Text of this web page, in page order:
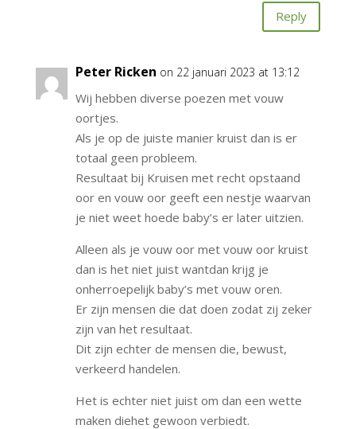
Reply
Peter Ricken on 22 januari 2023 at 13:12
Wij hebben diverse poezen met vouw
oortjes.
Als je op de juiste manier kruist dan is er
totaal geen probleem.
Resultaat bij Kruisen met recht opstaand
oor en vouw oor geeft een nestje waarvan
je niet weet hoede baby’s er later uitzien.
Alleen als je vouw oor met vouw oor kruist
dan is het niet juist wantdan krijg je
onherroepelijk baby’s met vouw oren.
Er zijn mensen die dat doen zodat zij zeker
zijn van het resultaat.
Dit zijn echter de mensen die, bewust,
verkeerd handelen.
Het is echter niet juist om dan een wette
maken diehet gewoon verbiedt.